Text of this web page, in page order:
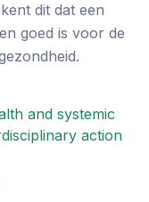
dit dat een
goed is voor de
and systemic
action